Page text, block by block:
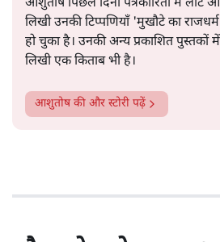
सत्य हिन्दी ऐपडाउनलोडकरें
आशुतोष पिछले दिनों पत्रकारिता में लौट
हो चुका है। उनकी अन्य प्रकाशित पुस्तकों